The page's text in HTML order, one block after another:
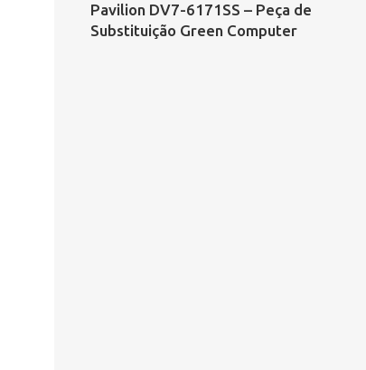
Pavilion DV7-6171SS – Peça de
Substituição Green Computer